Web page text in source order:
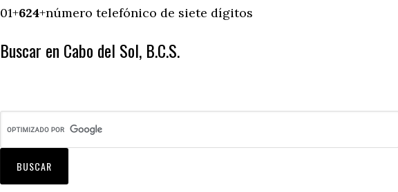
01+624+número telefónico de siete dígitos
Buscar en Cabo del Sol, B.C.S.